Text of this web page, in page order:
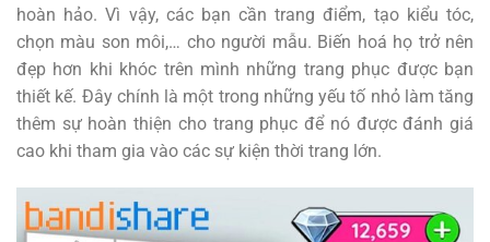
hoàn hảo. Vì vậy, các bạn cần trang điểm, tạo kiểu tóc,
chọn màu son môi,… cho người mẫu. Biến hoá họ trở nên
đẹp hơn khi khóc trên mình những trang phục được bạn
thiết kế. Đây chính là một trong những yếu tố nhỏ làm tăng
thêm sự hoàn thiện cho trang phục để nó được đánh giá
cao khi tham gia vào các sự kiện thời trang lớn.